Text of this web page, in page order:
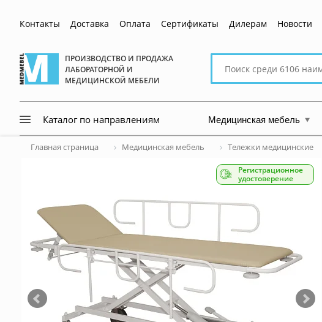
Контакты Доставка Оплата Сертификаты Дилерам Новости
ПРОИЗВОДСТВО И ПРОДАЖА
ЛАБОРАТОРНОЙ И
МЕДИЦИНСКОЙ МЕБЕЛИ
Поиск
сайту
Каталог по направлениям Медицинская мебель
Главная страница Медицинская мебель Тележки медицинские
Регистрационное
удостоверение